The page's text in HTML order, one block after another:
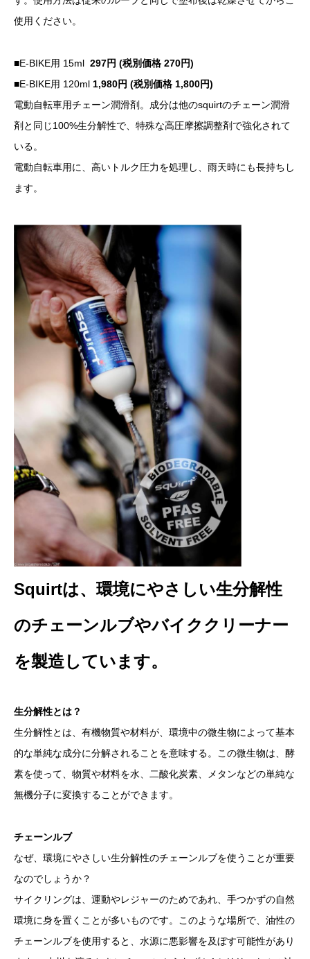
使用ください。
■E-BIKE用 15ml 297円 (税別価格 270円)
■E-BIKE用 120ml 1,980円 (税別価格 1,800円)
電動自転車用チェーン潤滑剤。成分は他のsquirtのチェーン潤滑
剤と同じ100%生分解性で、特殊な高圧摩擦調整剤で強化されて
いる。
電動自転車用に、高いトルク圧力を処理し、雨天時にも長持ちし
ます。
Squirtは、環境にやさしい生分解性
のチェーンルブやバイククリーナー
を製造しています。
生分解性とは？
生分解性とは、有機物質や材料が、環境中の微生物によって基本
的な単純な成分に分解されることを意味する。この微生物は、酵
素を使って、物質や材料を水、二酸化炭素、メタンなどの単純な
無機分子に変換することができます。
チェーンルブ
なぜ、環境にやさしい生分解性のチェーンルブを使うことが重要
なのでしょうか？
サイクリングは、運動やレジャーのためであれ、手つかずの自然
環境に身を置くことが多いものです。このような場所で、油性の
チェーンルブを使用すると、水源に悪影響を及ぼす可能性があり